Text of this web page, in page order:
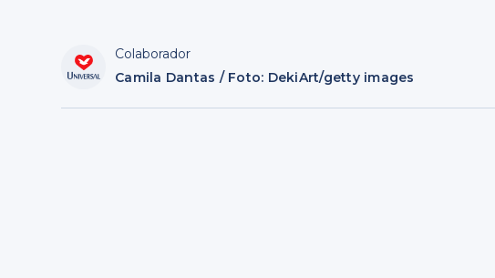
Colaborador
Camila Dantas / Foto: DekiArt/getty images